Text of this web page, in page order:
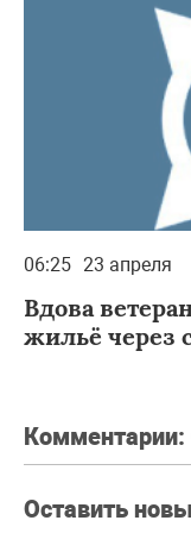
06:25 23 апреля
Вдова
жильё через
Комментарии:
Оставить